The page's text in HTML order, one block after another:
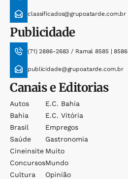
classificados@grupoatarde.com.br
Publicidade
(71) 2886-2683 / Ramal 8585 | 8586
publicidade@grupoatarde.com.br
Canais e Editorias
Autos
Bahia
Brasil
Saúde
Cineinsite
Concursos
Cultura
E.c. Bahia
E.c. Vitória
Empregos
Gastronomia
Muito
Mundo
Opinião